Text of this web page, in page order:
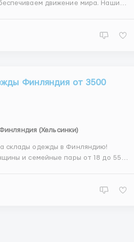
движение мира. Наши
здравоохранение и т. д., чтобы
Финляндия от 3500
Финляндия (Хельсинки)
склады одежды в Финляндию!
и семейные пары от 18 до 55